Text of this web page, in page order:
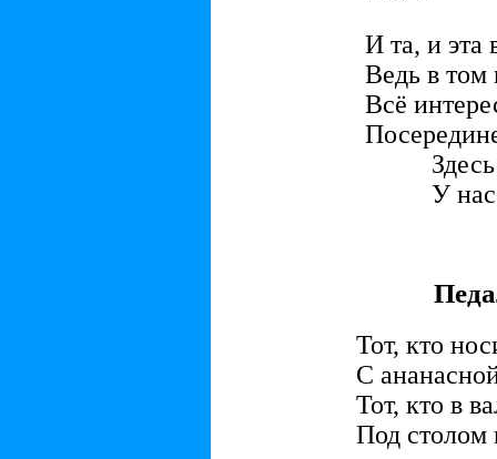
И та, и эта
Ведь в том
Всё
У
Тот, кто
С
Тот, кто в
Под столом